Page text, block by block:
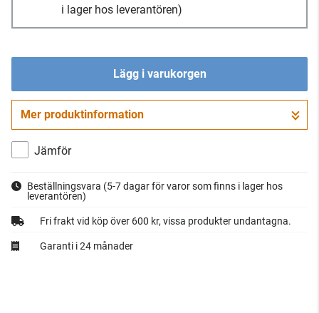
i lager hos leverantören)
Lägg i varukorgen
Gå till kassan
Mer produktinformation
Jämför
Beställningsvara (5-7 dagar för varor som finns i lager hos
leverantören)
Fri frakt vid köp över 600 kr, vissa produkter undantagna.
Garanti i 24 månader